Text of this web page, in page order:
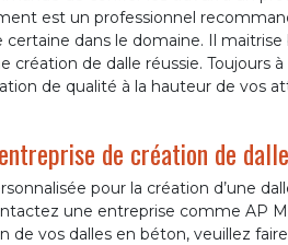
est un professionnel
certaine dans le domaine. Il
de dalle réussie. Toujours à
de qualité à la hauteur de vos
de création de
pour la création d’une
une entreprise comme AP
de vos dalles en béton, veuillez